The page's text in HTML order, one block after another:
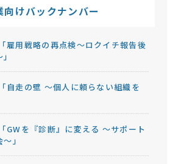
向けバックナンバー
用戦略の再点検～ロクイチ報告後
走の壁 ～個人に頼らない組織を
を『診断』に変える ～サポート
」